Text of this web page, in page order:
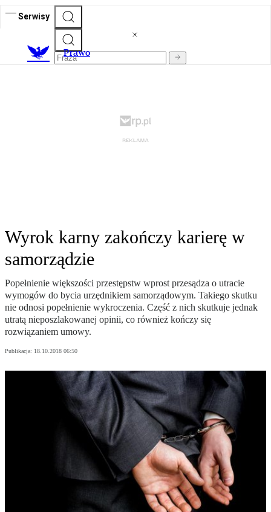
Serwisy
Prawo
Wyrok karny zakończy karierę w
samorządzie
Popełnienie większości przestępstw wprost przesądza o utracie
wymogów do bycia urzędnikiem samorządowym. Takiego skutku
nie odnosi popełnienie wykroczenia. Część z nich skutkuje jednak
utratą nieposzlakowanej opinii, co również kończy się
rozwiązaniem umowy.
Publikacja: 18.10.2018 06:50